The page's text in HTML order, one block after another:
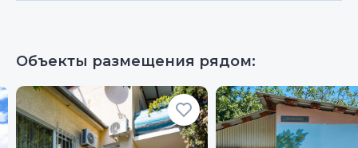
Объекты размещения рядом: